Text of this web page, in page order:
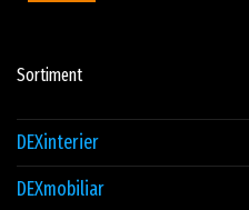
Sortiment
DEXinterier
DEXmobiliar